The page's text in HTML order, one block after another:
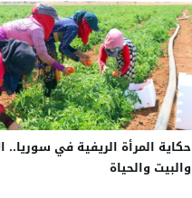
حكاية المرأة الريفية في سوريا..
والبيت والحياة